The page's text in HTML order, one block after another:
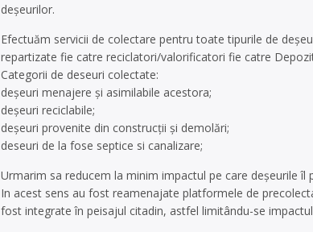
deşeurilor.
Efectuăm servicii de colectare pentru toate tipurile de
repartizate fie catre reciclatori/valorificatori fie catre
Categorii de deseuri colectate:
deşeuri menajere şi asimilabile acestora;
deşeuri reciclabile;
deşeuri provenite din construcţii şi demolări;
deseuri de la fose septice si canalizare;
Urmarim sa reducem la minim impactul pe care deşeurile
In acest sens au fost reamenajate platformele de
fost integrate în peisajul citadin, astfel limitându-se